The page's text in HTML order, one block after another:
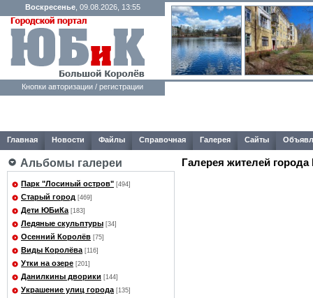
Воскресенье, 09.08.2026, 13:55
Кнопки авторизации / регистрации
Главная Новости Файлы Справочная Галерея Сайты
Альбомы галереи
Парк "Лосиный остров" [494]
Старый город [469]
Дети ЮБиКа [183]
Ледяные скульптуры [34]
Осенний Королёв [75]
Виды Королёва [116]
Утки на озере [201]
Данилкины дворики [144]
Украшение улиц города [135]
Галерея жителей города